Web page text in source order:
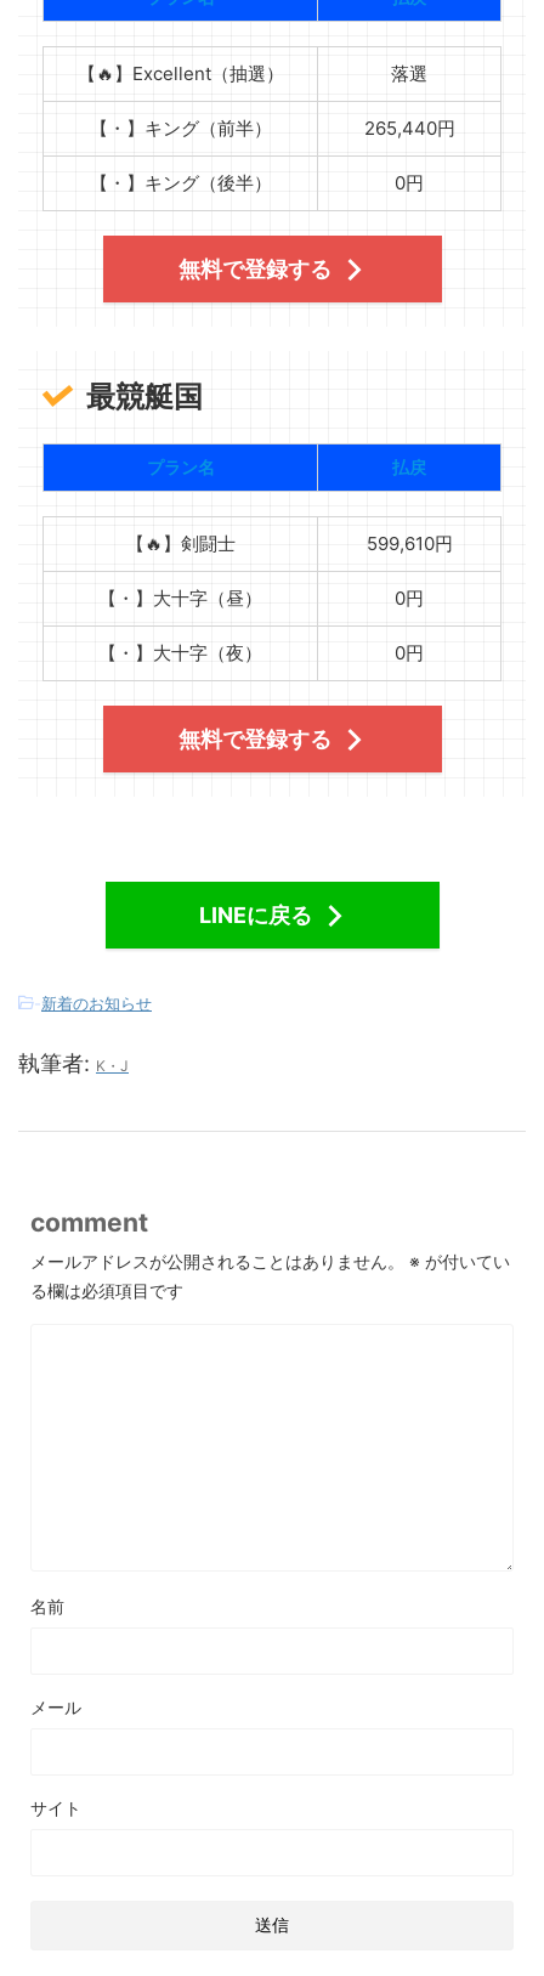
【🔥】Excellent（抽選） 落選
【・】キング（前半） 265,440円
【・】キング（後半） 0円
無料で登録する
最競艇国
プラン名 払戻
【🔥】剣闘士 599,610円
【・】大十字（昼） 0円
【・】大十字（夜） 0円
無料で登録する
LINEに戻る
-新着のお知らせ
執筆者: K・J
comment
メールアドレスが公開されることはありません。 ※ が付いてい
る欄は必須項目です
名前
メール
サイト